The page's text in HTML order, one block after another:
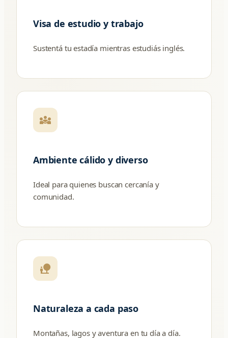
Visa de estudio y trabajo
Sustentá tu estadía mientras estudiás inglés.
diversity_3
Ambiente cálido y diverso
Ideal para quienes buscan cercanía y
comunidad.
nature_people
Naturaleza a cada paso
Montañas, lagos y aventura en tu día a día.